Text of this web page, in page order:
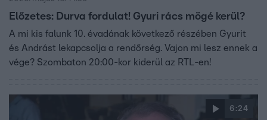
Előzetes: Durva fordulat! Gyuri rács mögé kerül?
A mi kis falunk 10. évadának következő részében Gyurit
és Andrást lekapcsolja a rendőrség. Vajon mi lesz ennek a
vége? Szombaton 20:00-kor kiderül az RTL-en!
6:24